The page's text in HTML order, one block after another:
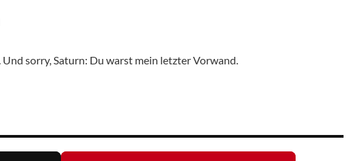
Und sorry, Saturn: Du warst mein letzter Vorwand.